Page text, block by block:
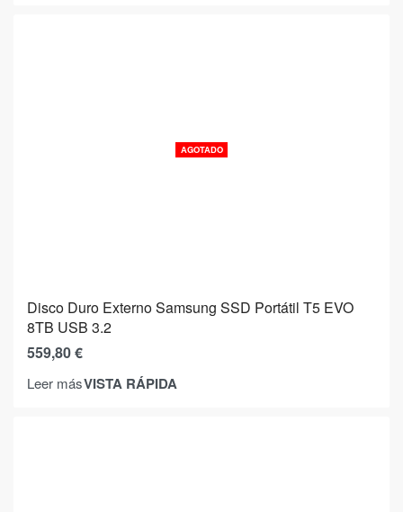
AGOTADO
Disco Duro Externo Samsung SSD Portátil T5 EVO
8TB USB 3.2
559,80€
Leer másVISTA RÁPIDA